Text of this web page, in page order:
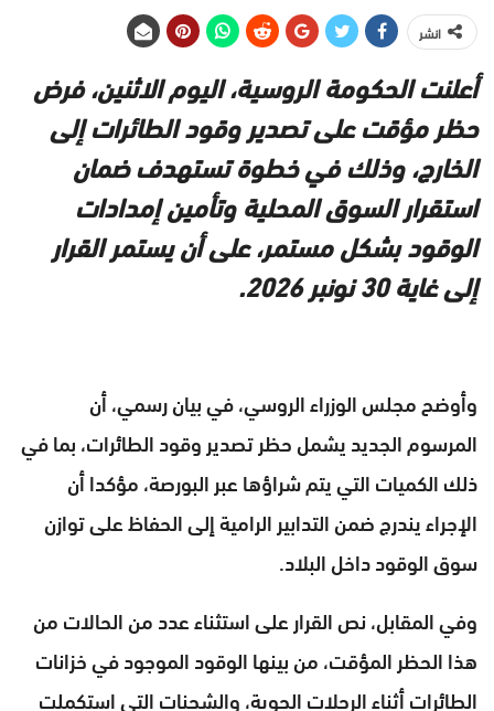
انشر
أعلنت الحكومة الروسية، اليوم الاثنين، فرض
حظر مؤقت على تصدير وقود الطائرات إلى
الخارج، وذلك في خطوة تستهدف ضمان
استقرار السوق المحلية وتأمين إمدادات
الوقود بشكل مستمر، على أن يستمر القرار
إلى غاية 30 نونبر 2026.
وأوضح مجلس الوزراء الروسي، في بيان رسمي، أن
المرسوم الجديد يشمل حظر تصدير وقود الطائرات، بما في
ذلك الكميات التي يتم شراؤها عبر البورصة، مؤكدا أن
الإجراء يندرج ضمن التدابير الرامية إلى الحفاظ على توازن
سوق الوقود داخل البلاد.
وفي المقابل، نص القرار على استثناء عدد من الحالات من
هذا الحظر المؤقت، من بينها الوقود الموجود في خزانات
الطائرات أثناء الرحلات الجوية، والشحنات التي استكملت